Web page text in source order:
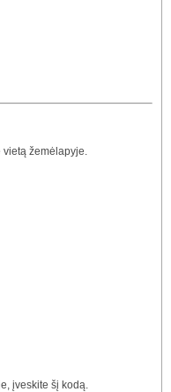
žemėlapyje.
įveskite šį kodą.